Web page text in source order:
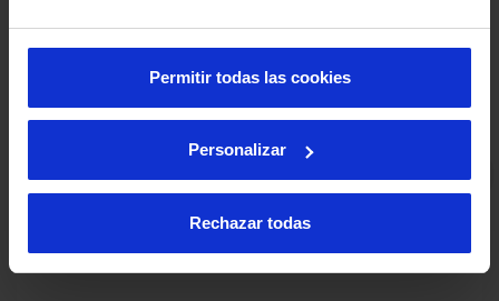
Permitir todas las cookies
Personalizar
Rechazar todas